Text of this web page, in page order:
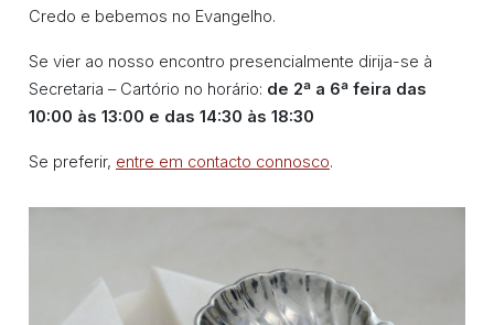
Credo e bebemos no Evangelho.
Se vier ao nosso encontro presencialmente dirija-se à
Secretaria – Cartório no horário: de 2ª a 6ª feira das
10:00 às 13:00 e das 14:30 às 18:30
Se preferir, entre em contacto connosco.